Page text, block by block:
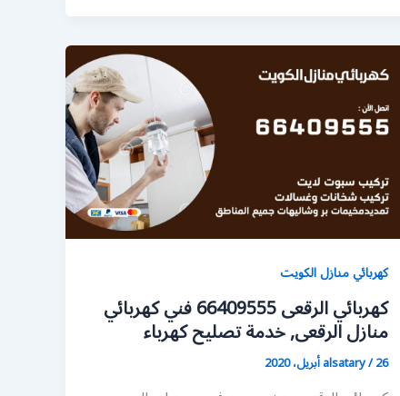
كهربائي منازل الكويت
كهربائي الرقعى 66409555 فني كهربائي
منازل الرقعى, خدمة تصليح كهرباء
alsatary/26 أبريل، 2020